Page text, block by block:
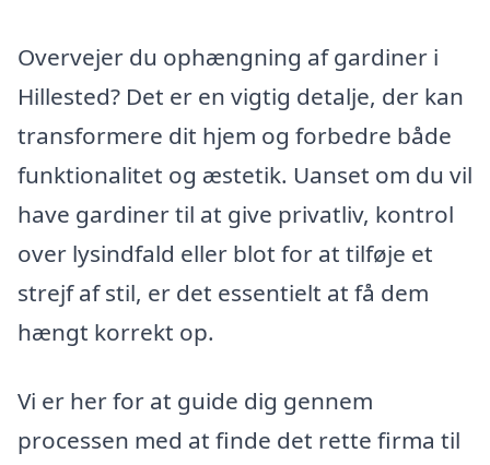
Overvejer du ophængning af gardiner i
Hillested? Det er en vigtig detalje, der kan
transformere dit hjem og forbedre både
funktionalitet og æstetik. Uanset om du vil
have gardiner til at give privatliv, kontrol
over lysindfald eller blot for at tilføje et
strejf af stil, er det essentielt at få dem
hængt korrekt op.
Vi er her for at guide dig gennem
processen med at finde det rette firma til